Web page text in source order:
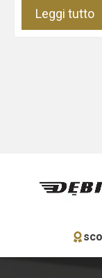
Leggi tutto